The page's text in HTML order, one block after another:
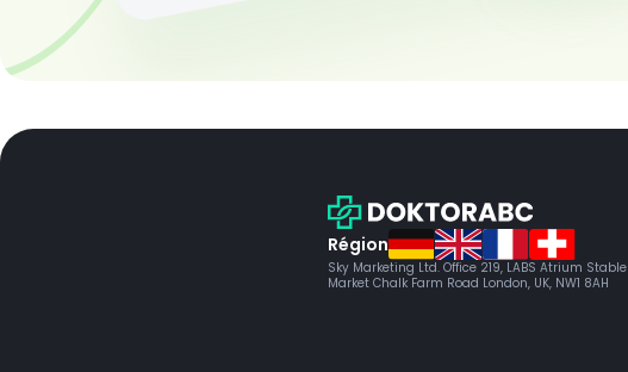
Région
Sky Marketing Ltd. Office 219, LABS Atrium
Market Chalk Farm Road London, UK, NW1 8AH